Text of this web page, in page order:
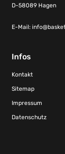
D-58089 Hagen
E-Mail:
Infos
Kontakt
Sitemap
Impressum
Datenschutz